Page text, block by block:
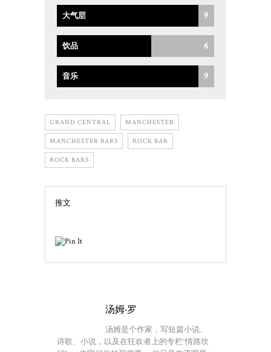
大气层 9
饮品 6
音乐 9
GRAND CENTRAL MANCHESTER
MANCHESTER BARS ROCK BAR
ROCK BARS
推文
汤姆·罗
汤姆是个作家，写短篇小说、
诗歌、小说，以及在狂欢者上的专栏“情路坎